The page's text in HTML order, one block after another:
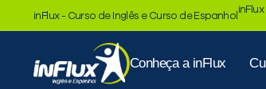
inFlux - Curso de Inglês e Curso de Espanhol
Conheça a inFlux